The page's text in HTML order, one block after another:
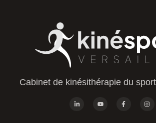
Cabinet de kinésithérapie du